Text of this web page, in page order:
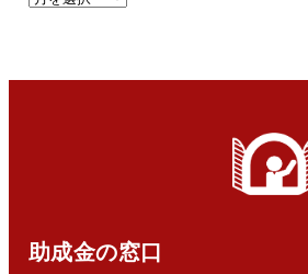
助成金の窓口